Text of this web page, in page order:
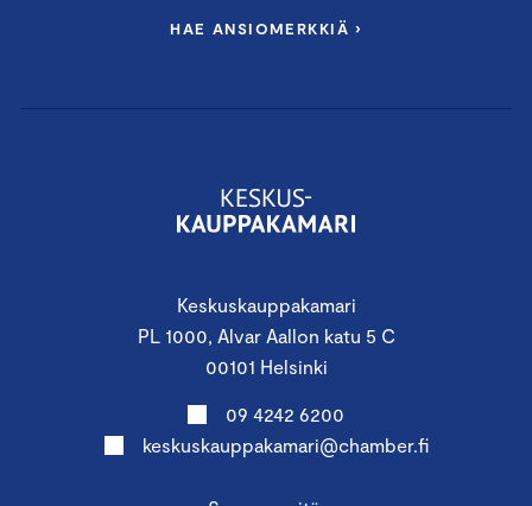
Keskuskauppakamari
PL 1000, Alvar Aallon katu 5 C
00101 Helsinki
09 4242 6200
keskuskauppakamari@chamber.fi
HAE ANSIOMERKKIÄ ›